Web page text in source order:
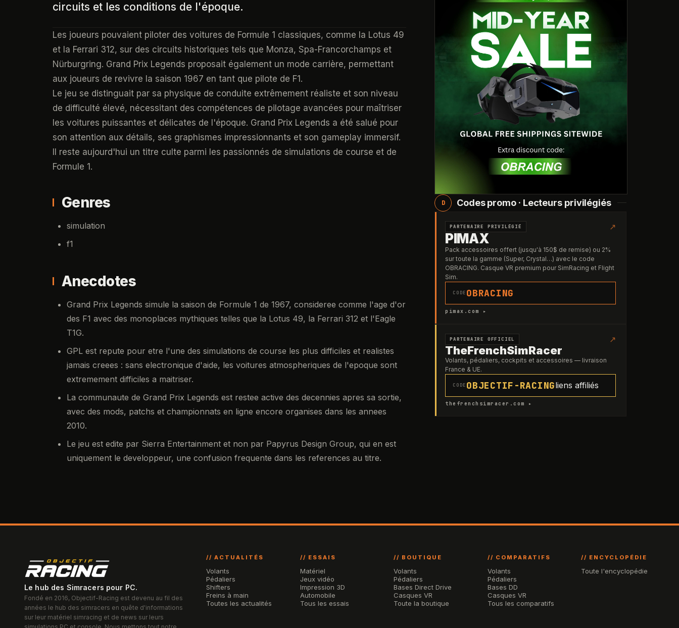
circuits et les conditions de l'époque.
Les joueurs pouvaient piloter des voitures de Formule 1 classiques, comme la Lotus 49
et la Ferrari 312, sur des circuits historiques tels que Monza, Spa-Francorchamps et
Nürburgring. Grand Prix Legends proposait également un mode carrière, permettant
aux joueurs de revivre la saison 1967 en tant que pilote de F1.
Le jeu se distinguait par sa physique de conduite extrêmement réaliste et son niveau
de difficulté élevé, nécessitant des compétences de pilotage avancées pour maîtriser
les voitures puissantes et délicates de l'époque. Grand Prix Legends a été salué pour
son attention aux détails, ses graphismes impressionnants et son gameplay immersif.
Il reste aujourd'hui un titre culte parmi les passionnés de simulations de course et de
Formule 1.
Genres
simulation
f1
Anecdotes
Grand Prix Legends simule la saison de Formule 1 de 1967, consideree comme l'age d'or
des F1 avec des monoplaces mythiques telles que la Lotus 49, la Ferrari 312 et l'Eagle
T1G.
GPL est repute pour etre l'une des simulations de course les plus difficiles et realistes
jamais creees : sans electronique d'aide, les voitures atmospheriques de l'epoque sont
extremement difficiles a maitriser.
La communaute de Grand Prix Legends est restee active des decennies apres sa sortie,
avec des mods, patchs et championnats en ligne encore organises dans les annees
2010.
Le jeu est edite par Sierra Entertainment et non par Papyrus Design Group, qui en est
uniquement le developpeur, une confusion frequente dans les references au titre.
D Codes promo · Lecteurs privilégiés
PARTENAIRE PRIVILÉGIÉ ↗
PIMAX
Pack accessoires offert (jusqu'à 150$ de remise) ou 2%
sur toute la gamme (Super, Crystal…) avec le code
OBRACING. Casque VR premium pour SimRacing et Flight
Sim.
CODE OBRACING
pimax.com ▸
PARTENAIRE OFFICIEL ↗
TheFrenchSimRacer
Volants, pédaliers, cockpits et accessoires — livraison
France & UE.
CODE OBJECTIF-RACINGliens affiliés
thefrenchsimracer.com ▸
Le hub des Simracers pour PC.
Fondé en 2016, Objectif-Racing est devenu au fil des
années le hub des simracers en quête d'informations
sur leur matériel simracing et de news sur leurs
// ACTUALITÉS
Volants
Pédaliers
Shifters
Freins à main
Toutes les actualités
// ESSAIS
Matériel
Jeux vidéo
Impression 3D
Automobile
Tous les essais
// BOUTIQUE
Volants
Pédaliers
Bases Direct Drive
Casques VR
Toute la boutique
// COMPARATIFS
Volants
Pédaliers
Bases DD
Casques VR
Tous les comparatifs
// ENCYCLOPÉDIE
Toute l'encyclopédie